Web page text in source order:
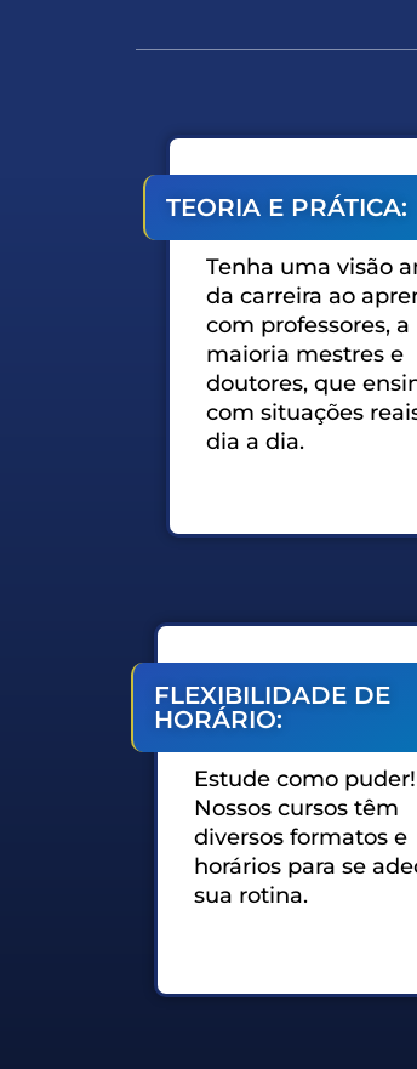
TEORIA E PRÁTICA:
Tenha uma visão
da carreira ao
com professores, a
maioria mestres e
doutores, que
com situações
dia a dia.
FLEXIBILIDADE DE
HORÁRIO:
Estude como puder!
Nossos cursos têm
diversos formatos e
horários para se
sua rotina.